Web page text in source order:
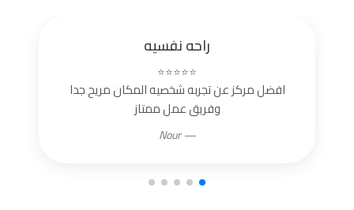
راحه نفسيه
⭐⭐⭐⭐⭐
افضل مركز عن تجربه شخصيه المكان مريح جدا
وفريق عمل ممتاز
— Nour